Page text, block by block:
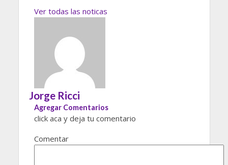
Ver todas las noticas
Jorge Ricci
Agregar Comentarios
click aca y deja tu comentario
Comentar